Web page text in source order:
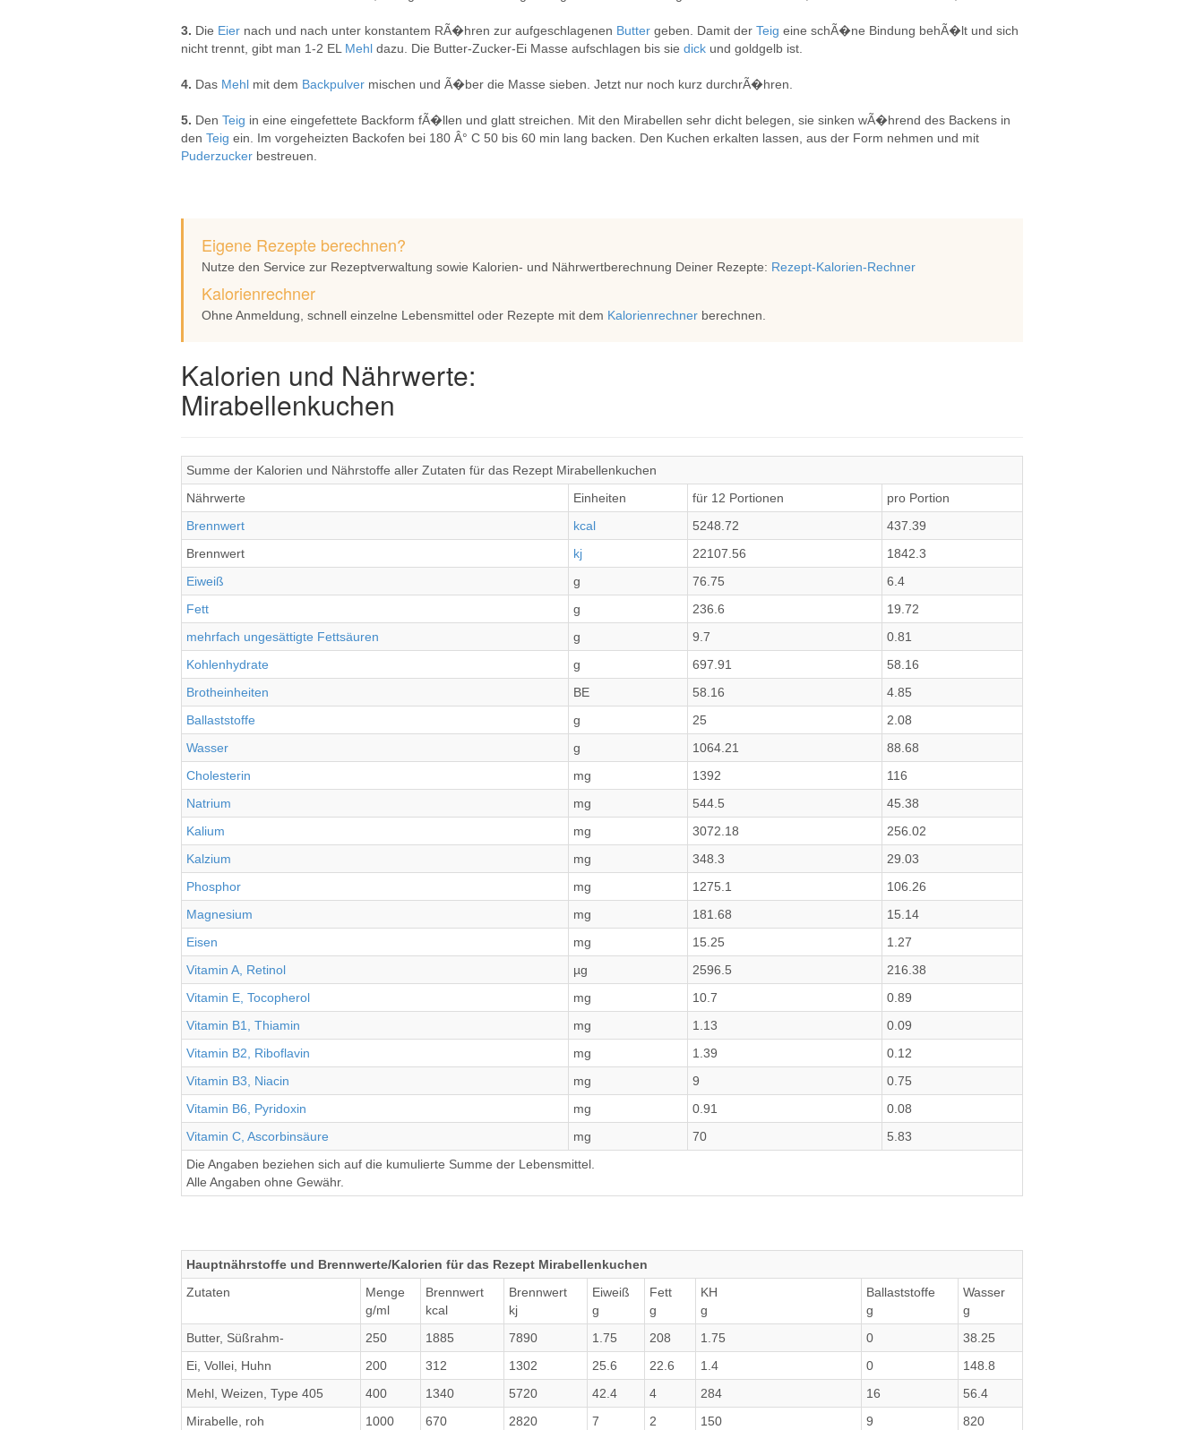
3. Die Eier nach und nach unter konstantem RÃ�hren zur aufgeschlagenen Butter geben. Damit der Teig eine schÃ�ne Bindung behÃ�lt und sich
nicht trennt, gibt man 1-2 EL Mehl dazu. Die Butter-Zucker-Ei Masse aufschlagen bis sie dick und goldgelb ist.
4. Das Mehl mit dem Backpulver mischen und Ã�ber die Masse sieben. Jetzt nur noch kurz durchrÃ�hren.
5. Den Teig in eine eingefettete Backform fÃ�llen und glatt streichen. Mit den Mirabellen sehr dicht belegen, sie sinken wÃ�hrend des Backens in
den Teig ein. Im vorgeheizten Backofen bei 180 Â° C 50 bis 60 min lang backen. Den Kuchen erkalten lassen, aus der Form nehmen und mit
Puderzucker bestreuen.
Eigene Rezepte berechnen?
Nutze den Service zur Rezeptverwaltung sowie Kalorien- und Nährwertberechnung Deiner Rezepte: Rezept-Kalorien-Rechner
Kalorienrechner
Ohne Anmeldung, schnell einzelne Lebensmittel oder Rezepte mit dem Kalorienrechner berechnen.
Kalorien und Nährwerte:
Mirabellenkuchen
Summe der Kalorien und Nährstoffe aller Zutaten für das Rezept Mirabellenkuchen
Nährwerte
Einheiten für 12 Portionen
pro Portion
Brennwert
kcal 5248.72
437.39
Brennwert
kj 22107.56
1842.3
Eiweiß
g 76.75
6.4
Fett
g 236.6
19.72
mehrfach ungesättigte Fettsäuren
g 9.7
0.81
Kohlenhydrate
g 697.91
58.16
Brotheinheiten
BE 58.16
4.85
Ballaststoffe
g 25
2.08
Wasser
g 1064.21
88.68
Cholesterin
mg 1392
116
Natrium
mg 544.5
45.38
Kalium
mg 3072.18
256.02
Kalzium
mg 348.3
29.03
Phosphor
mg 1275.1
106.26
Magnesium
mg 181.68
15.14
Eisen
mg 15.25
1.27
Vitamin A, Retinol
µg 2596.5
216.38
Vitamin E, Tocopherol
mg 10.7
0.89
Vitamin B1, Thiamin
mg 1.13
0.09
Vitamin B2, Riboflavin
mg 1.39
0.12
Vitamin B3, Niacin
mg 9
0.75
Vitamin B6, Pyridoxin
mg 0.91
0.08
Vitamin C, Ascorbinsäure
mg 70
5.83
Die Angaben beziehen sich auf die kumulierte Summe der Lebensmittel.
Alle Angaben ohne Gewähr.
Hauptnährstoffe und Brennwerte/Kalorien für das Rezept Mirabellenkuchen
Zutaten
Menge
g/ml
Brennwert
kcal
Brennwert
kj
Eiweiß
g
Fett
g
KH
g
Ballaststoffe
g
Wasser
g
Butter, Süßrahm-
250 1885 7890 1.75 208 1.75 0
38.25
Ei, Vollei, Huhn
200 312 1302 25.6 22.6 1.4 0
148.8
Mehl, Weizen, Type 405
400 1340 5720 42.4 4 284 16
56.4
Mirabelle, roh
1000 670 2820 7 2 150 9
820